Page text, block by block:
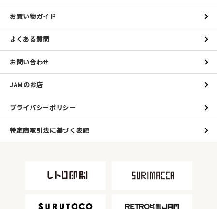
お買い物ガイド
よくある質問
お問い合わせ
JAMのお店
プライバシーポリシー
特定商取引法に基づく表記